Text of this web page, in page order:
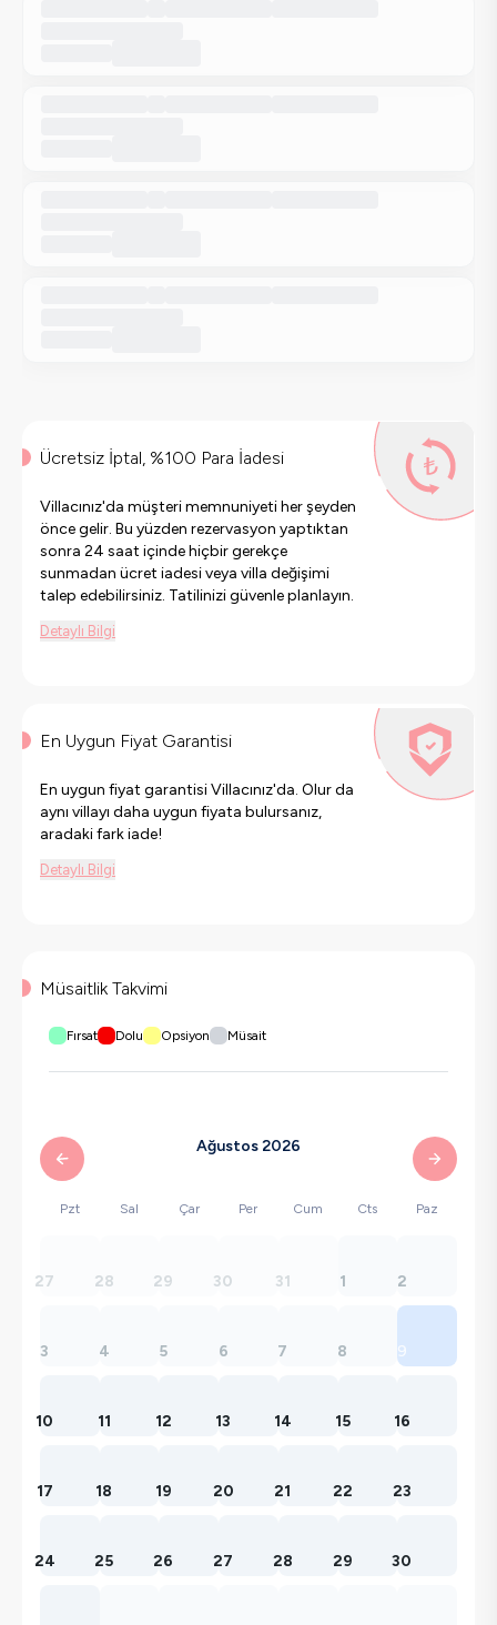
Ücretsiz İptal, %100 Para İadesi
Villacınız'da müşteri memnuniyeti her şeyden
önce gelir. Bu yüzden rezervasyon yaptıktan
sonra 24 saat içinde hiçbir gerekçe
sunmadan ücret iadesi veya villa değişimi
talep edebilirsiniz. Tatilinizi güvenle planlayın.
Detaylı Bilgi
En Uygun Fiyat Garantisi
En uygun fiyat garantisi Villacınız'da. Olur da
aynı villayı daha uygun fiyata bulursanız,
aradaki fark iade!
Detaylı Bilgi
Müsaitlik Takvimi
Fırsat Dolu Opsiyon Müsait
Ağustos 2026
Pzt Sal Çar Per Cum Cts Paz
27 28 29 30 31 1 2
3 4 5 6 7 8 9
10 11 12 13 14 15 16
17 18 19 20 21 22 23
24 25 26 27 28 29 30